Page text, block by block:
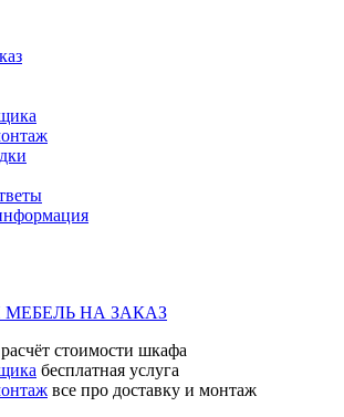
НА ЗАКАЗ
расчёт стоимости шкафа
бесплатная услуга
все про доставку и монтаж